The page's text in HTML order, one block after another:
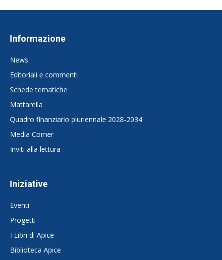
Informazione
News
Editoriali e commenti
Schede tematiche
Mattarella
Quadro finanziario pluriennale 2028-2034
Media Corner
Inviti alla lettura
Iniziative
Eventi
Progetti
I Libri di Apice
Biblioteca Apice